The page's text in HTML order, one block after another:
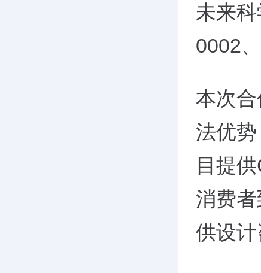
未来
0002
本次
法优
目提
消费
供设计